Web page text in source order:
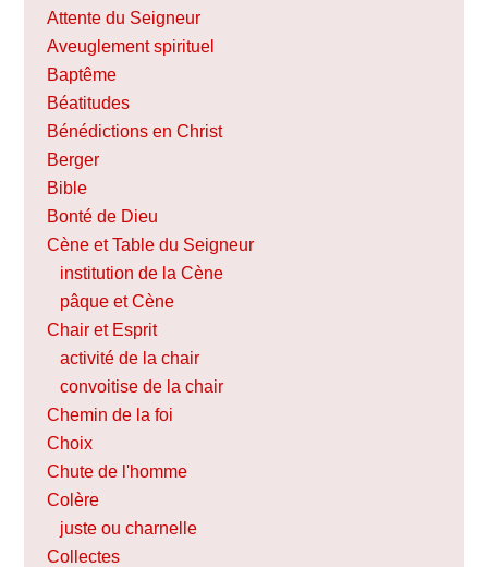
Attente du Seigneur
Aveuglement spirituel
Baptême
Béatitudes
Bénédictions en Christ
Berger
Bible
Bonté de Dieu
Cène et Table du Seigneur
institution de la Cène
pâque et Cène
Chair et Esprit
activité de la chair
convoitise de la chair
Chemin de la foi
Choix
Chute de l'homme
Colère
juste ou charnelle
Collectes